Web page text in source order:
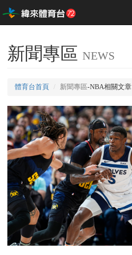
新聞專區 NEWS
體育台首頁 新聞專區-NBA相關文章